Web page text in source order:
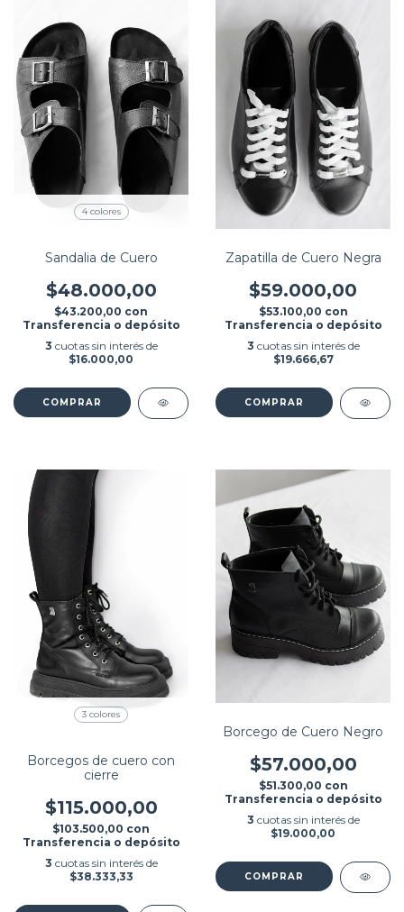
4 colores
Sandalia de Cuero
$48.000,00
$43.200,00 con
Transferencia o depósito
3 cuotas sin interés de
$16.000,00
COMPRAR
Zapatilla de Cuero Negra
$59.000,00
$53.100,00 con
Transferencia o depósito
3 cuotas sin interés de
$19.666,67
COMPRAR
3 colores
Borcegos de cuero con
cierre
$115.000,00
$103.500,00 con
Transferencia o depósito
3 cuotas sin interés de
$38.333,33
Borcego de Cuero Negro
$57.000,00
$51.300,00 con
Transferencia o depósito
3 cuotas sin interés de
$19.000,00
COMPRAR